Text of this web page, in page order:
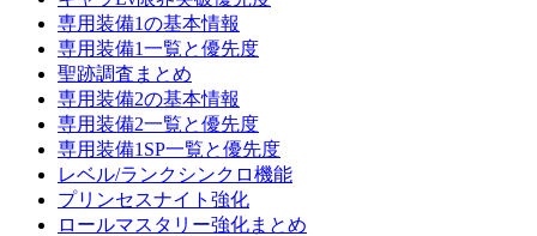
専用装備1の基本情報
専用装備1一覧と優先度
聖跡調査まとめ
専用装備2の基本情報
専用装備2一覧と優先度
専用装備1SP一覧と優先度
レベル/ランクシンクロ機能
プリンセスナイト強化
ロールマスタリー強化まとめ